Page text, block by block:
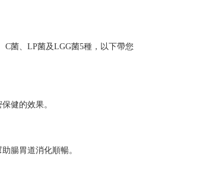
菌、LP菌及LGG菌5種，以下帶您
健的效果。
腸胃道消化順暢。